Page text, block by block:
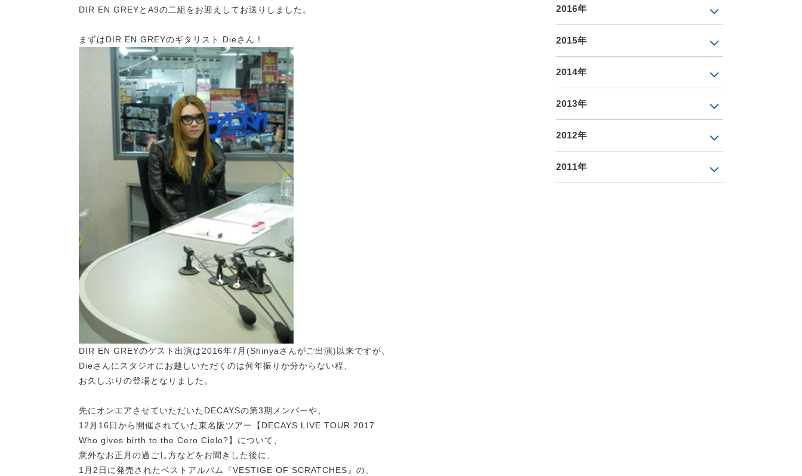
DIR EN GREYとA9の二組をお迎えしてお送りしました。
まずはDIR EN GREYのギタリスト Dieさん！
DIR EN GREYのゲスト出演は2016年7月(Shinyaさんがご出演)以来ですが、
Dieさんにスタジオにお越しいただくのは何年振りか分からない程、
お久しぶりの登場となりました。
先にオンエアさせていただいたDECAYSの第3期メンバーや、
12月16日から開催されていた東名阪ツアー【DECAYS LIVE TOUR 2017
Who gives birth to the Cero Cielo?】について、
意外なお正月の過ごし方などをお聞きした後に、
1月2日に発売されたベストアルバム『VESTIGE OF SCRATCHES』の、
2016年
2015年
2014年
2013年
2012年
2011年